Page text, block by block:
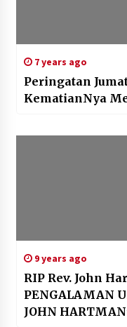
7 years ago
Peringatan
KematianNya
9 years ago
RIP Rev. John
PENGALAMAN
JOHN